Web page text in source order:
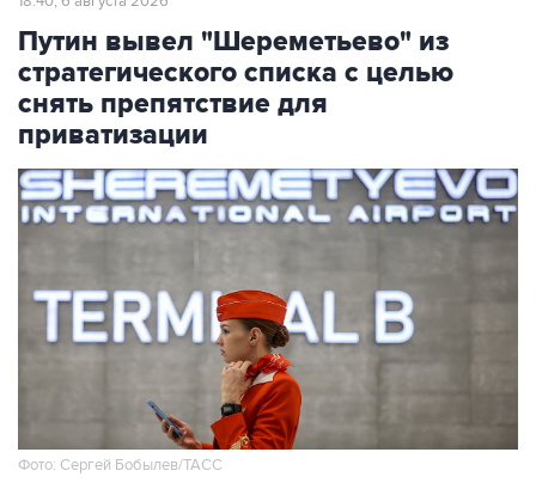
Путин вывел "Шереметьево" из
стратегического списка с целью
снять препятствие для
приватизации
Фото: Сергей Бобылев/ТАСС